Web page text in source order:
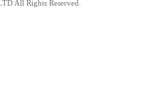
All Rights Reserved.